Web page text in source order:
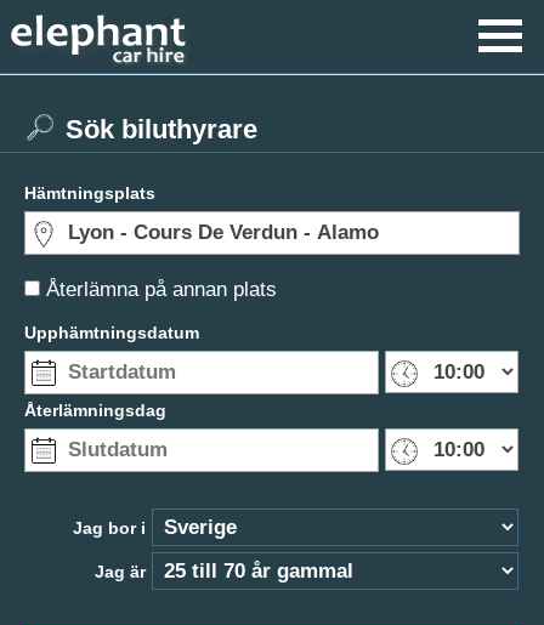
Återlämna på annan plats
Sök biluthyrare
Hämtningsplats
Upphämtningsdatum
Återlämningsdag
Jag bor i
Jag är